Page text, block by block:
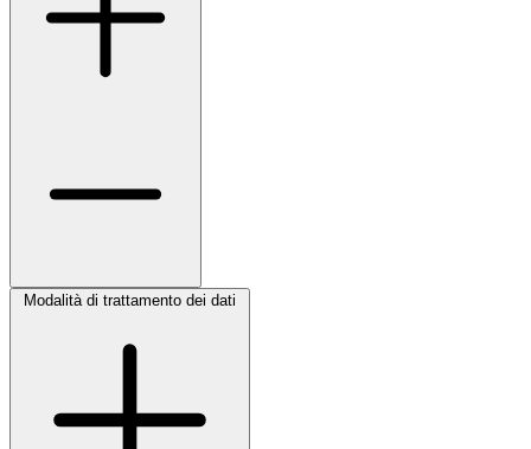
Modalità di trattamento dei dati